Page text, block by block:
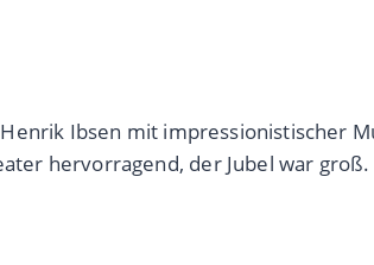
Ibsen mit impressionistischer
hervorragend, der Jubel war